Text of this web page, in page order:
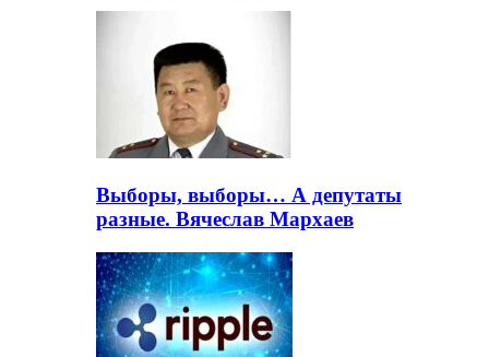
Выборы, выборы… А депутаты
разные. Вячеслав Мархаев